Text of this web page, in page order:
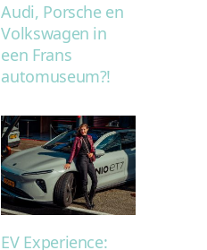
Audi, Porsche en
Volkswagen in
een Frans
automuseum?!
EV Experience: